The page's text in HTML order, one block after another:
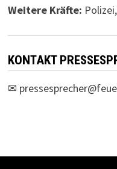
Weitere Kräfte:
KONTAKT
✉